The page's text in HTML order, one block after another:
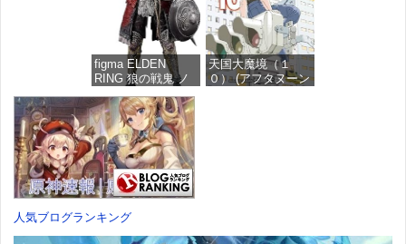
価格：¥4,676
価格：¥1,949
figma ELDEN
RING 狼の戦鬼 ノ
ンスケール プラス
チック製 塗装済み
可動フィギュア
価格：¥13,115
天国大魔境（１
０） (アフタヌーン
人気ブログランキング